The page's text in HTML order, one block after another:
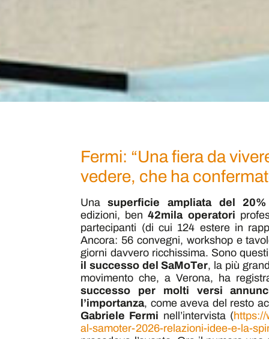
Fermi: “Una fiera da
vedere, che ha
Unasuperficie ampliata del 20%
edizioni, ben42mila operatori
partecipanti (di cui 124 estere in
Ancora: 56 convegni, workshop e
giorni davvero ricchissima. Sono
il successo del SaMoTer, la più
movimento che, a Verona, ha
successo per molti versi
l’importanza, come aveva del resto
Gabriele Fermi nell’intervista (
al-samoter-2026-relazioni-idee-e-la-